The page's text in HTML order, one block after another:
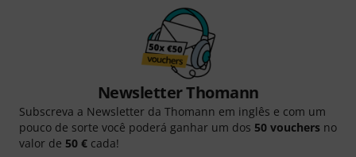
Newsletter Thomann
Subscreva a Newsletter da Thomann em inglês e com um
pouco de sorte você poderá ganhar um dos 50 vouchers no
valor de 50 € cada!